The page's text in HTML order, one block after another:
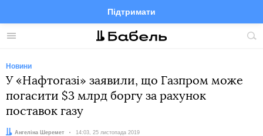
Меню
Підтримати
FacebookTelegramTwitter
Новини
У «Нафтогазі» заявили, що Газпром може
погасити $3 млрд боргу за рахунок
поставок газу
Автор:
Ангеліна Шеремет Дата:
14:03, 25 листопада 2019